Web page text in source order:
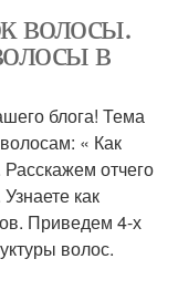
волосы.
в
блога! Тема
« Как
отчего
как
Приведем 4-х
волос.